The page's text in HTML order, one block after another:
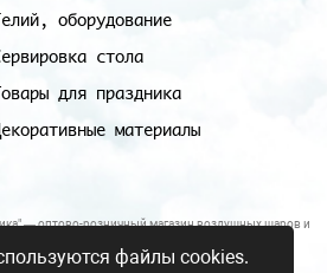
оборудование
стола
для праздника
материалы
— оптово-розничный магазин воздушных шаров и
файлы cookies.